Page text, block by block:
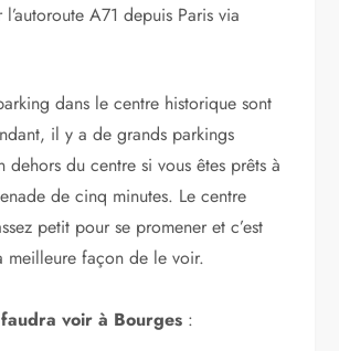
A71 depuis Paris via
dans le centre historique sont
il y a de grands parkings
dehors du centre si vous êtes prêts à
de cinq minutes. Le centre
petit pour se promener et c’est
meilleure façon de le voir.
faudra voir à Bourges :